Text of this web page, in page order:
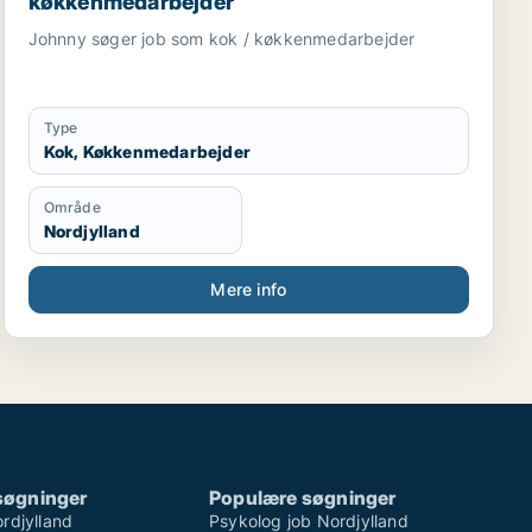
Johnny søger job som kok / køkkenmedarbejder
Type
Kok, Køkkenmedarbejder
Område
Nordjylland
Mere info
Populære søgninger
Psykolog job Nordjylland